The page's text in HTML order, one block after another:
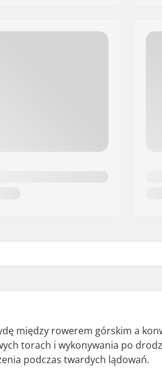
między rowerem górskim a
torach i wykonywania po
podczas twardych lądowań.